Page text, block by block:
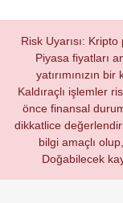
Risk Uyarısı:
Piyasa fiyatları
yatırımınızın
Kaldıraçlı işlemler
önce finansal
dikkatlice
bilgi amaçlı
Doğabilecek